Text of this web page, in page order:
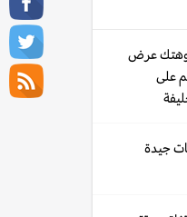
وهتك عرض
على
جيدة